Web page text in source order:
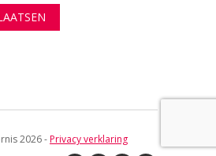
2026 -Privacy verklaring